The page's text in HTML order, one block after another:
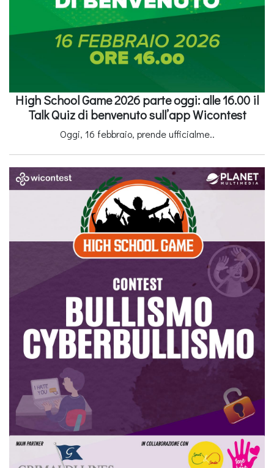
High School Game 2026 parte oggi: alle 16.00 il
Talk Quiz di benvenuto sull’app Wicontest
Oggi, 16 febbraio, prende ufficialme..